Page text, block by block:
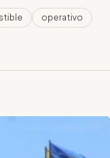
operativo